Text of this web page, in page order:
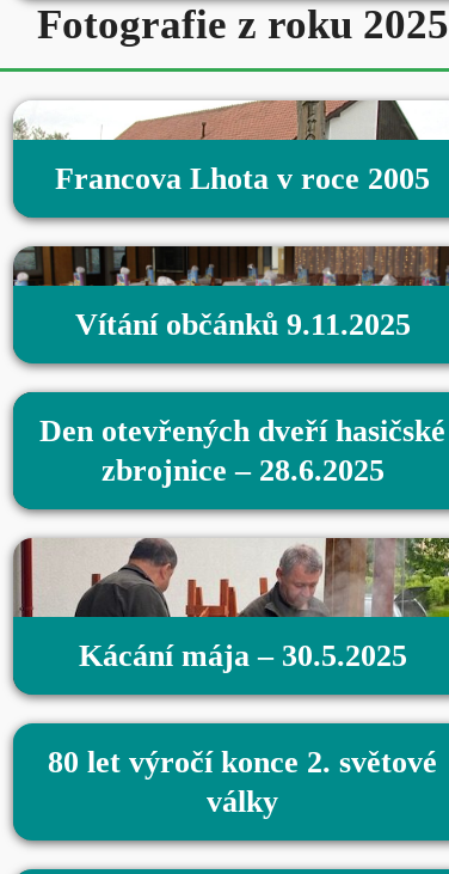
Fotografie z roku 2025
Francova Lhota v roce 2005
Vítání občánků 9.11.2025
Den otevřených dveří hasičské
zbrojnice – 28.6.2025
Kácání mája – 30.5.2025
80 let výročí konce 2. světové
války